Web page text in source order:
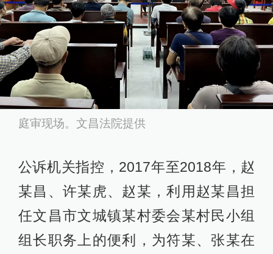
庭审现场。文昌法院提供
公诉机关指控，2017年至2018年，赵
某昌、许某虎、赵某，利用赵某昌担
任文昌市文城镇某村委会某村民小组
组长职务上的便利，为符某、张某在